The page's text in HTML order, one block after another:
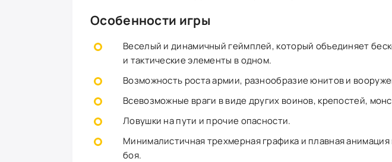
Особенности игры
Веселый и динамичный геймплей, который объединяет
и тактические элементы в одном.
Возможность роста армии, разнообразие юнитов и
Всевозможные враги в виде других воинов, крепостей,
Ловушки на пути и прочие опасности.
Минималистичная трехмерная графика и плавная анимация
боя.